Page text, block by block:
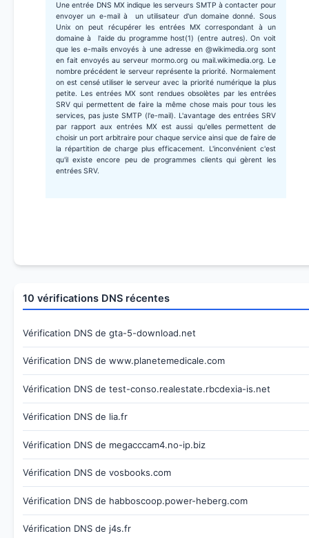
Une entrée DNS MX indique les serveurs SMTP à contacter pour
envoyer un e-mail à un utilisateur d'un domaine donné. Sous
Unix on peut récupérer les entrées MX correspondant à un
domaine à l'aide du programme host(1) (entre autres). On voit
que les e-mails envoyés à une adresse en @wikimedia.org sont
en fait envoyés au serveur mormo.org ou mail.wikimedia.org. Le
nombre précédent le serveur représente la priorité. Normalement
on est censé utiliser le serveur avec la priorité numérique la plus
petite. Les entrées MX sont rendues obsolètes par les entrées
SRV qui permettent de faire la même chose mais pour tous les
services, pas juste SMTP (l'e-mail). L'avantage des entrées SRV
par rapport aux entrées MX est aussi qu'elles permettent de
choisir un port arbitraire pour chaque service ainsi que de faire de
la répartition de charge plus efficacement. L'inconvénient c'est
qu'il existe encore peu de programmes clients qui gèrent les
entrées SRV.
10 vérifications DNS récentes
Vérification DNS de gta-5-download.net
Vérification DNS de www.planetemedicale.com
Vérification DNS de test-conso.realestate.rbcdexia-is.net
Vérification DNS de lia.fr
Vérification DNS de megacccam4.no-ip.biz
Vérification DNS de vosbooks.com
Vérification DNS de habboscoop.power-heberg.com
Vérification DNS de j4s.fr